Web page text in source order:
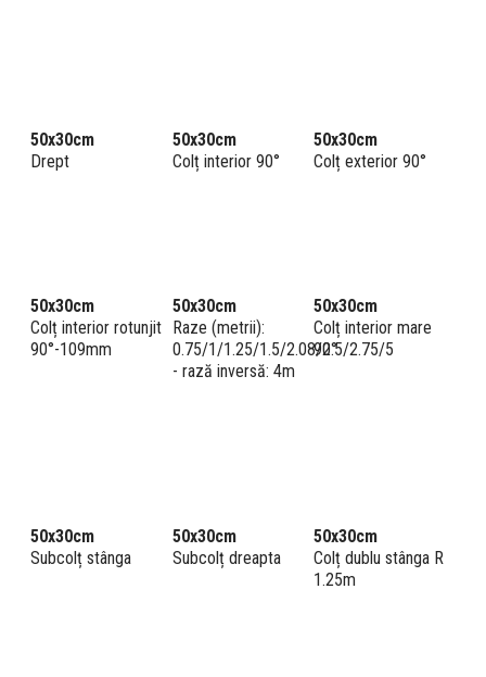
50x30cm
Drept
50x30cm
Colț interior 90°
50x30cm
Colț exterior 90°
50x30cm
Colț interior rotunjit
90°-109mm
50x30cm
Raze (metrii):
0.75/1/1.25/1.5/2.08/2.5/2.75/5
- rază inversă: 4m
50x30cm
Colț interior mare
90°
50x30cm
Subcolț stânga
50x30cm
Subcolț dreapta
50x30cm
Colț dublu stânga R
1.25m